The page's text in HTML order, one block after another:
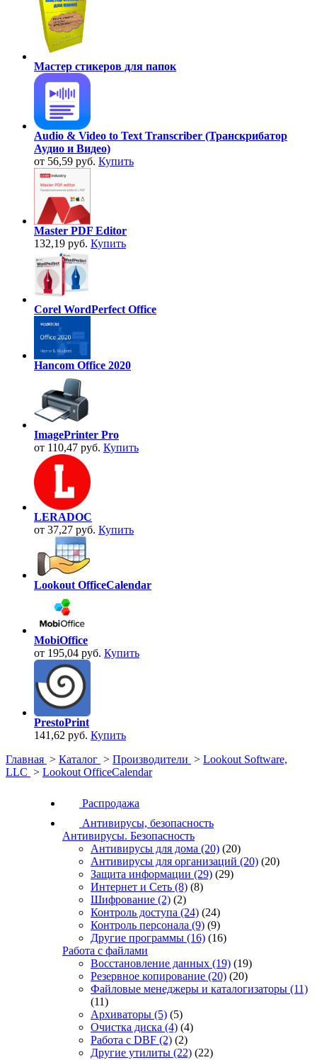
Мастер стикеров для папок
Audio & Video to Text Transcriber (Транскрибатор
Аудио и Видео)
от 56,59 руб. Купить
Master PDF Editor
132,19 руб. Купить
Corel WordPerfect Office
Hancom Office 2020
ImagePrinter Pro
от 110,47 руб. Купить
LERADOC
от 37,27 руб. Купить
Lookout OfficeCalendar
MobiOffice
от 195,04 руб. Купить
PrestoPrint
141,62 руб. Купить
Главная > Каталог > Производители > Lookout Software,
LLC > Lookout OfficeCalendar
Распродажа
Антивирусы, безопасность
Антивирусы. Безопасность
Антивирусы для дома (20) (20)
Антивирусы для организаций (20) (20)
Защита информации (29) (29)
Интернет и Сеть (8) (8)
Шифрование (2) (2)
Контроль доступа (24) (24)
Контроль персонала (9) (9)
Другие программы (16) (16)
Работа с файлами
Восстановление данных (19) (19)
Резервное копирование (20) (20)
Файловые менеджеры и каталогизаторы (11)
(11)
Архиваторы (5) (5)
Очистка диска (4) (4)
Работа с DBF (2) (2)
Другие утилиты (22) (22)